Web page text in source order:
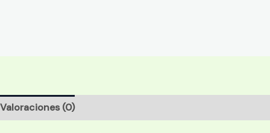
Valoraciones (0)